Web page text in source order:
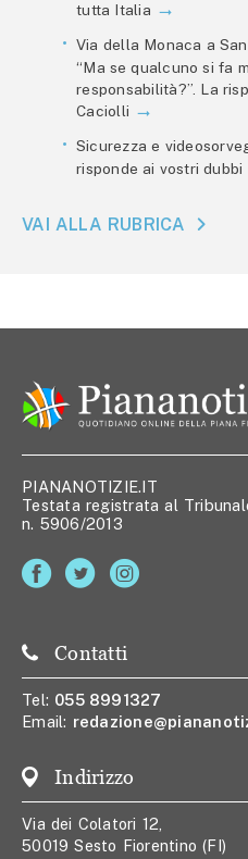
tutta Italia
Via della Monaca a
“Ma se qualcuno si fa
responsabilità?”. La
Caciolli
Sicurezza e
risponde ai vostri dubbi
VAI ALLA RUBRICA
PIANANOTIZIE.IT
Testata registrata al
n. 5906/2013
Contatti
Tel: 055 8991327
Email:
Indirizzo
Via dei Colatori 12,
50019 Sesto Fiorentino (FI)